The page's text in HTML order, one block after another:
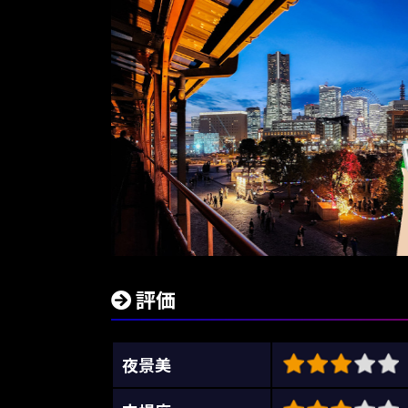
評価
夜景美